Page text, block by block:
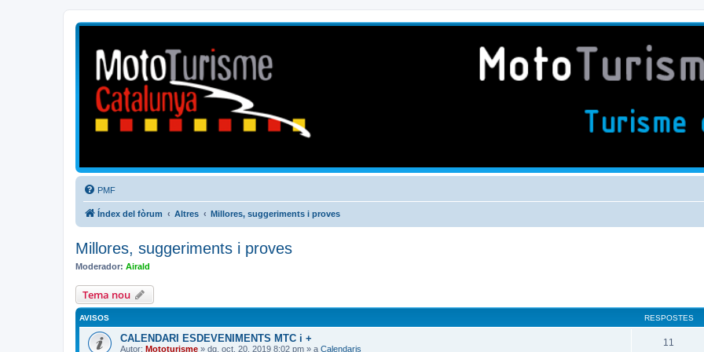
Mototurisme
Turisme en moto en català
PMF
Índex del fòrum Altres Millores, suggeriments i proves
Millores, suggeriments i proves
Moderador: Airald
Tema nou
AVISOS RESPOSTES
CALENDARI ESDEVENIMENTS MTC i +
Autor: Mototurisme » dg. oct. 20, 2019 8:02 pm » a Calendaris
11